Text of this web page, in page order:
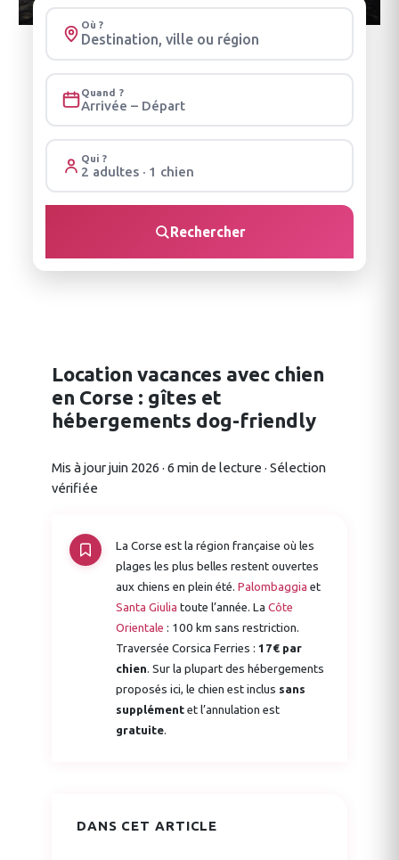
Où ?
Quand ?
Arrivée – Départ
Qui ?
2 adultes · 1 chien
Rechercher
Location vacances avec chien
en Corse : gîtes et
hébergements dog-friendly
Mis à jour juin 2026 · 6 min de lecture · Sélection
vérifiée
La Corse est la région française où les
plages les plus belles restent ouvertes
aux chiens en plein été. Palombaggia et
Santa Giulia toute l’année. La Côte
Orientale : 100 km sans restriction.
Traversée Corsica Ferries : 17€ par
chien. Sur la plupart des hébergements
proposés ici, le chien est inclus sans
supplément et l’annulation est
gratuite.
DANS CET ARTICLE